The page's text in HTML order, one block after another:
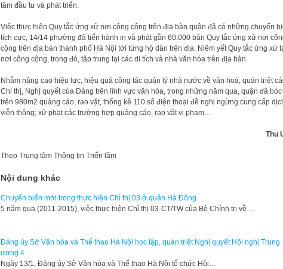
tâm đầu tư và phát triển.
Việc thực hiện Quy tắc ứng xử nơi công cộng trên địa bàn quận đã có những chuyển
tích cực, 14/14 phường đã tiến hành in và phát gần 60.000 bản Quy tắc ứng xử nơi
cộng trên địa bàn thành phố Hà Nội tới từng hộ dân trên địa. Niêm yết Quy tắc ứng xử
nơi công cộng, trong đó, tập trung tại các di tích và nhà văn hóa trên địa bàn.
Nhằm nâng cao hiệu lực, hiệu quả công tác quản lý nhà nước về văn hoá, quán triệt
Chỉ thị, Nghị quyết của Đảng trên lĩnh vực văn hóa, trong những năm qua, quận đã bóc
trên 980m2 quảng cáo, rao vặt, thống kê 110 số điện thoại đề nghị ngừng cung cấp
viễn thông; xử phạt các trường hợp quảng cáo, rao vặt vi phạm…
Thu
Theo Trung tâm Thông tin Triển lãm
Nội dung khác
Chuyển biến mới trong thực hiện Chỉ thị 03 ở quận Hà Đông
5 năm qua (2011-2015), việc thực hiện Chỉ thị 03-CT/TW của Bộ Chính trị về…
Đảng ủy Sở Văn hóa và Thể thao Hà Nội học tập, quán triệt Nghị quyết Hội nghị Trung
ương 4
Ngày 13/1, Đảng ủy Sở Văn hóa và Thể thao Hà Nội tổ chức Hội…